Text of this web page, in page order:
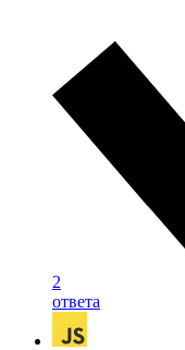
2
ответа